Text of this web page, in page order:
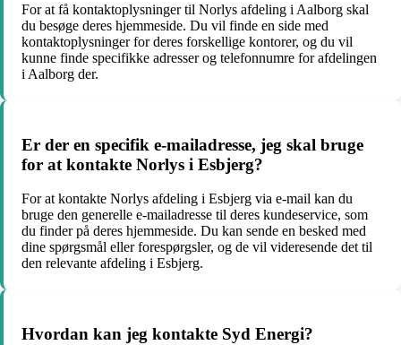
For at få kontaktoplysninger til Norlys afdeling i Aalborg skal
du besøge deres hjemmeside. Du vil finde en side med
kontaktoplysninger for deres forskellige kontorer, og du vil
kunne finde specifikke adresser og telefonnumre for afdelingen
i Aalborg der.
Er der en specifik e-mailadresse, jeg skal bruge
for at kontakte Norlys i Esbjerg?
For at kontakte Norlys afdeling i Esbjerg via e-mail kan du
bruge den generelle e-mailadresse til deres kundeservice, som
du finder på deres hjemmeside. Du kan sende en besked med
dine spørgsmål eller forespørgsler, og de vil videresende det til
den relevante afdeling i Esbjerg.
Hvordan kan jeg kontakte Syd Energi?